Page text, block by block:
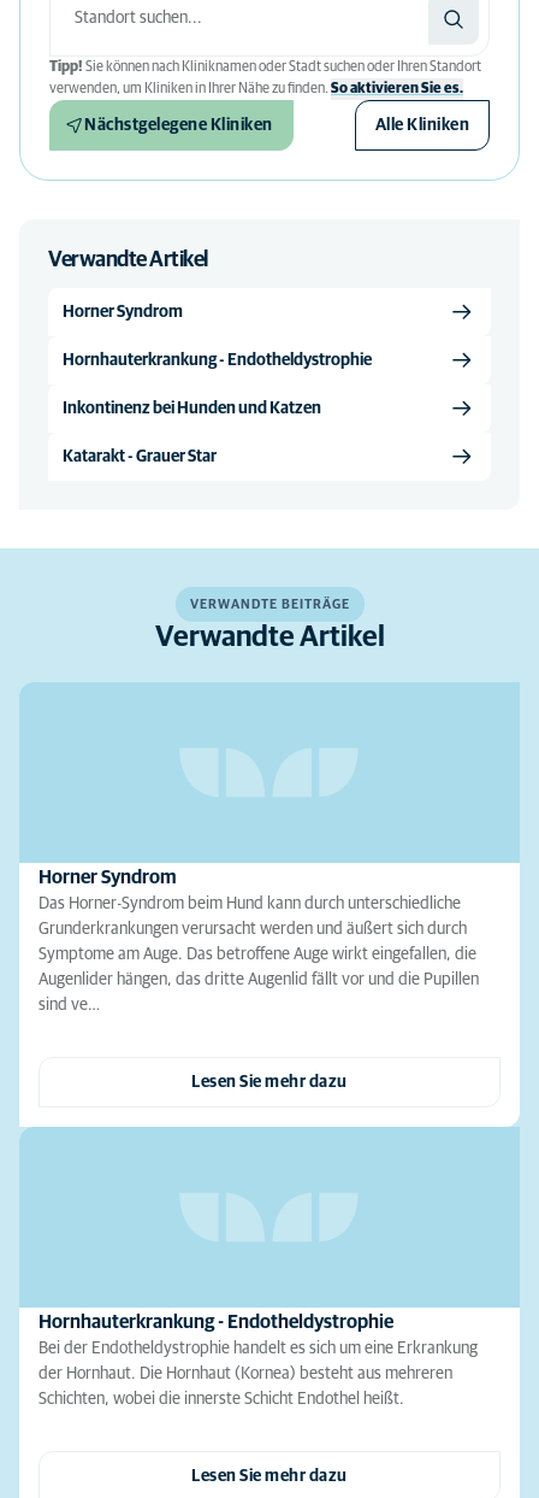
Tipp! Sie können nach Kliniknamen oder Stadt suchen oder Ihren Standort
verwenden, um Kliniken in Ihrer Nähe zu finden. So aktivieren Sie es.
Nächstgelegene Kliniken Alle Kliniken
Verwandte Artikel
Horner Syndrom
Hornhauterkrankung - Endotheldystrophie
Inkontinenz bei Hunden und Katzen
Katarakt - Grauer Star
VERWANDTE BEITRÄGE
Verwandte Artikel
Horner Syndrom
Das Horner-Syndrom beim Hund kann durch unterschiedliche
Grunderkrankungen verursacht werden und äußert sich durch
Symptome am Auge. Das betroffene Auge wirkt eingefallen, die
Augenlider hängen, das dritte Augenlid fällt vor und die Pupillen
sind ve…
Lesen Sie mehr dazu
Hornhauterkrankung - Endotheldystrophie
Bei der Endotheldystrophie handelt es sich um eine Erkrankung
der Hornhaut. Die Hornhaut (Kornea) besteht aus mehreren
Schichten, wobei die innerste Schicht Endothel heißt.
Lesen Sie mehr dazu